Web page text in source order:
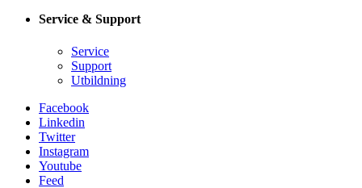
Service & Support
Service
Support
Utbildning
Facebook
Linkedin
Twitter
Instagram
Youtube
Feed